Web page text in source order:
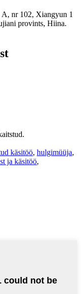
nr 102, Xiangyun 1
provints, Hiina.
käsitöö, hulgimüüja,
ja käsitöö,